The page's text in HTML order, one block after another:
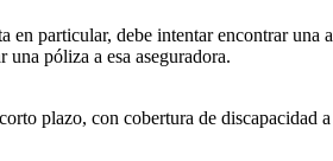
en particular, debe intentar encontrar una
póliza a esa aseguradora.
plazo, con cobertura de discapacidad